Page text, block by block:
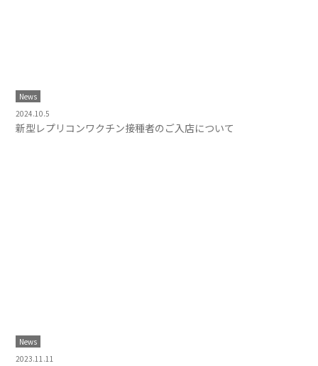
News
2024.10.5
新型レプリコンワクチン接種者のご入店について
News
2023.11.11